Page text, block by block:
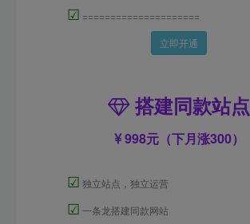
☑ =====================
立即开通
搭建同款站点
998元（下月涨300）
☑ 独立站点，独立运营
☑ 一条龙搭建同款网站